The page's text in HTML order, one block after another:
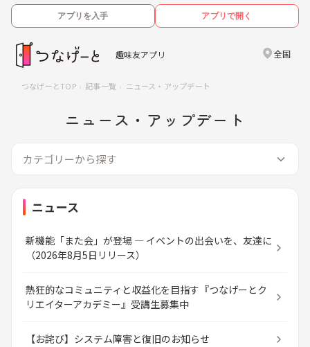
アプリを入手 アプリで開く
趣味友アプリ 全国
つなげーとTOP 記事一覧 ニュース・アップデート
ニュース・アップデート
カテゴリーから探す
ニュース
新機能「また会」が登場 ― イベントの出会いを、友達に
（2026年8月5日リリース）
熱狂的なコミュニティと収益化を目指す『つなげーとク
リエイターアカデミー』受講生募集中
【お詫び】システム障害と復旧のお知らせ